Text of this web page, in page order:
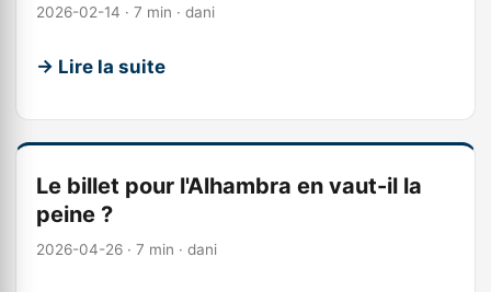
2026-02-14 · 7 min · dani
→ Lire la suite
Le billet pour l'Alhambra en vaut-il la
peine ?
2026-04-26 · 7 min · dani